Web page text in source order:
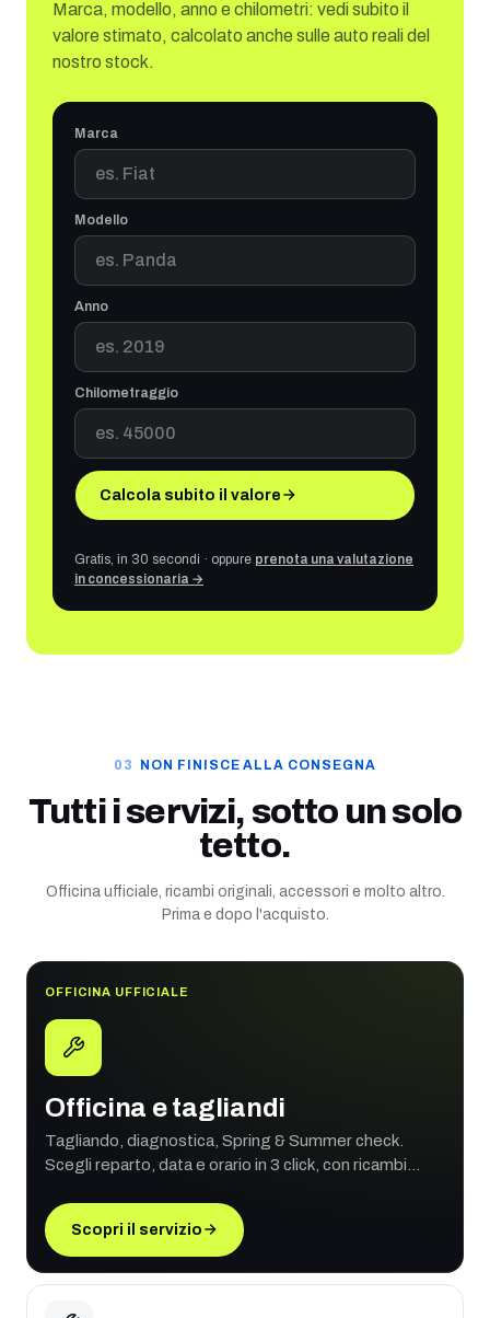
Marca, modello, anno e chilometri: vedi subito il
valore stimato, calcolato anche sulle auto reali del
nostro stock.
Marca
Modello
Anno
Chilometraggio
Calcola subito il valore
Gratis, in 30 secondi · oppure prenota una valutazione
in concessionaria →
NON FINISCE ALLA CONSEGNA
Tutti i servizi, sotto un solo
tetto.
Officina ufficiale, ricambi originali, accessori e molto altro.
Prima e dopo l'acquisto.
OFFICINA UFFICIALE
Officina e tagliandi
Tagliando, diagnostica, Spring & Summer check.
Scegli reparto, data e orario in 3 click, con ricambi
Scopri il servizio